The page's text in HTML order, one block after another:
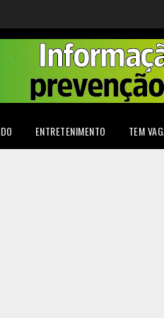
ENTRETENIMENTO TEM